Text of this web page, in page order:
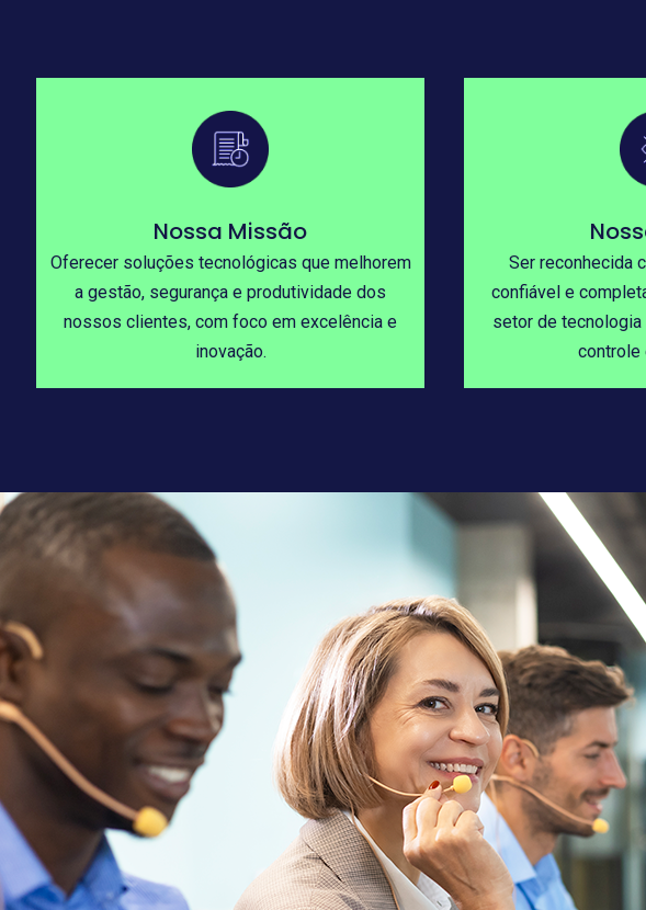
Nossa Missão
Oferecer soluções tecnológicas que melhorem
a gestão, segurança e produtividade dos
nossos clientes, com foco em excelência e
inovação.
Ser reconhecida
confiável e
setor de tecnologia
controle